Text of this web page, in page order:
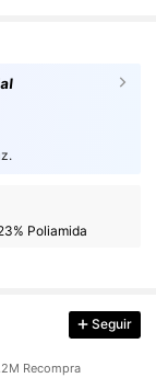
Poliamida
Seguir
Recompra